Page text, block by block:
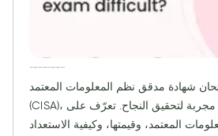
شهادة مدقق نظم المعلومات المعتمد
(CISA)، وهيكليته، ونصائح مجربة لتحقيق النجاح. تعرّف على
المعتمد، وقيمتها، وكيفية الاستعداد